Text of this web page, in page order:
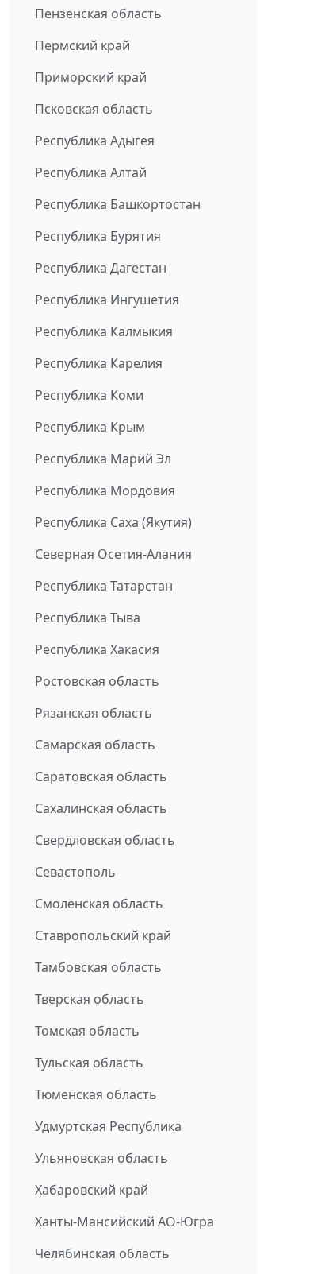
Пензенская область
Пермский край
Приморский край
Псковская область
Республика Адыгея
Республика Алтай
Республика Башкортостан
Республика Бурятия
Республика Дагестан
Республика Ингушетия
Республика Калмыкия
Республика Карелия
Республика Коми
Республика Крым
Республика Марий Эл
Республика Мордовия
Республика Саха (Якутия)
Северная Осетия-Алания
Республика Татарстан
Республика Тыва
Республика Хакасия
Ростовская область
Рязанская область
Самарская область
Саратовская область
Сахалинская область
Свердловская область
Севастополь
Смоленская область
Ставропольский край
Тамбовская область
Тверская область
Томская область
Тульская область
Тюменская область
Удмуртская Республика
Ульяновская область
Хабаровский край
Ханты-Мансийский АО-Югра
Челябинская область